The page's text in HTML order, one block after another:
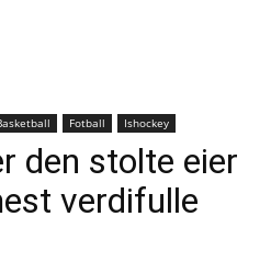
Fotball Ishockey
den stolte eier
verdifulle